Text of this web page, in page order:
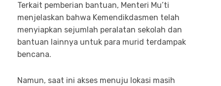
Terkait pemberian bantuan, Menteri Mu’ti
menjelaskan bahwa Kemendikdasmen telah
menyiapkan sejumlah peralatan sekolah dan
bantuan lainnya untuk para murid terdampak
bencana.
Namun, saat ini akses menuju lokasi masih